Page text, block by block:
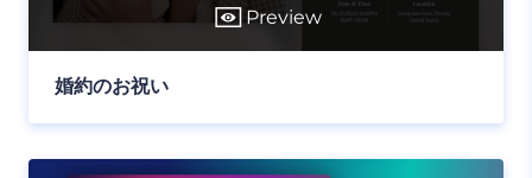
Preview
婚約のお祝い